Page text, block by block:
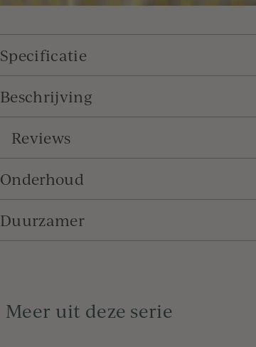
Specificatie
Beschrijving
Reviews
Onderhoud
Duurzamer
Meer uit deze serie